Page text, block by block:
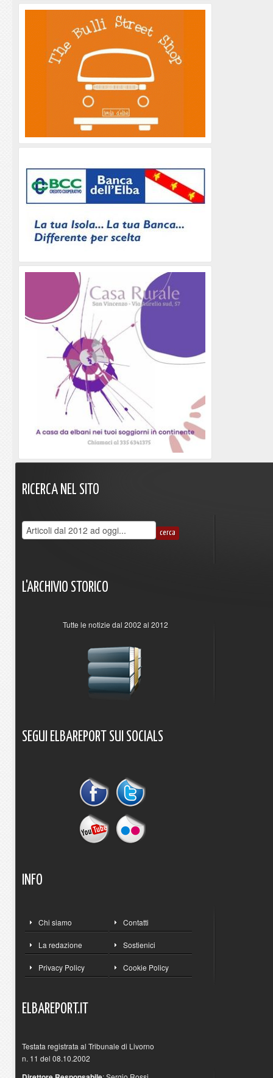
RICERCA NEL SITO
L'ARCHIVIO STORICO
Tutte le notizie dal 2002 al 2012
SEGUI ELBAREPORT SUI SOCIALS
INFO
Chi siamo Contatti
La redazione Sostienici
Privacy Policy Cookie Policy
ELBAREPORT.IT
Testata registrata al Tribunale di Livorno
n. 11 del 08.10.2002